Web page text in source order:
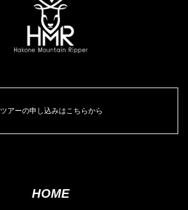
ツアーの申し込みはこちらから
HOME